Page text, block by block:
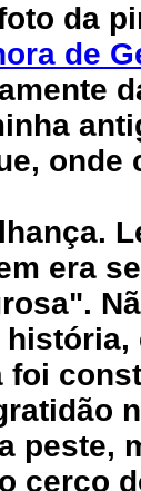
da
de
onde
era
foi
peste,
cerco